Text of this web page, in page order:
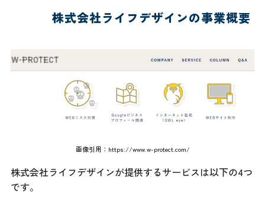
株式会社ライフデザインの事業概要
画像引用： https://www.w-protect.com/
株式会社ライフデザインが提供するサービスは以下の4つ
です。